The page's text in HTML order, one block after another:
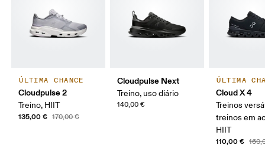
ÚLTIMA CHANCE
Cloudpulse 2
Treino, HIIT
135,00 € 170,00 €
Cloudpulse Next
Treino, uso diário
140,00 €
ÚLTIMA
Cloud X 4
Treinos
treinos em
HIIT
110,00 €